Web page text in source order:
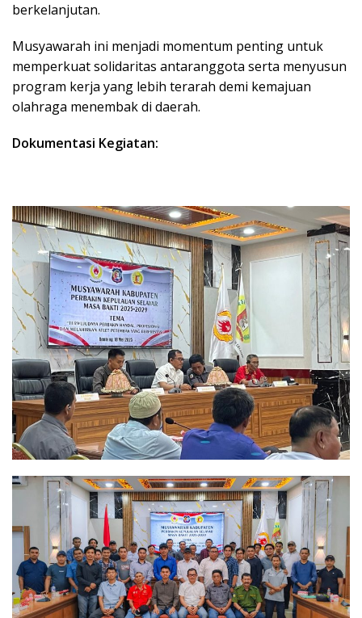
berkelanjutan.
Musyawarah ini menjadi momentum penting untuk
memperkuat solidaritas antaranggota serta menyusun
program kerja yang lebih terarah demi kemajuan
olahraga menembak di daerah.
Dokumentasi Kegiatan: